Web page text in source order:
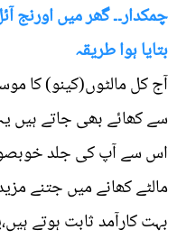
چمکدار۔۔ گھر میں اورنج
بتایا ہوا طریقہ
آج کل مالٹوں(کینو) کا
سے کھائے بھی جاتے ہیں
اس سے آپ کی جلد
مالٹے کھانے میں جتنے
بہت کارآمد ثابت ہوتے